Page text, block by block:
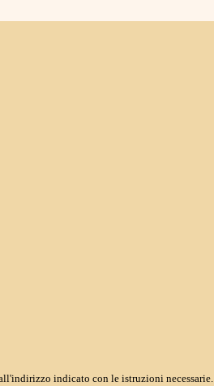
indicato con le istruzioni necessarie.